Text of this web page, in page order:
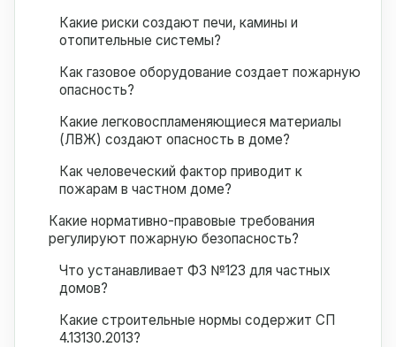
Какие риски создают печи, камины и
отопительные системы?
Как газовое оборудование создает пожарную
опасность?
Какие легковоспламеняющиеся материалы
(ЛВЖ) создают опасность в доме?
Как человеческий фактор приводит к
пожарам в частном доме?
Какие нормативно-правовые требования
регулируют пожарную безопасность?
Что устанавливает ФЗ №123 для частных
домов?
Какие строительные нормы содержит СП
4.13130.2013?